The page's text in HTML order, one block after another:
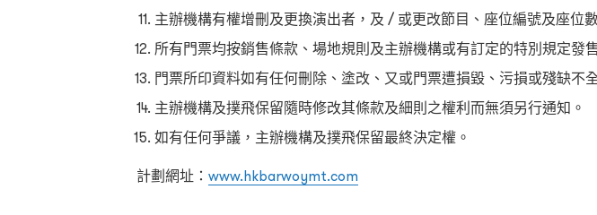
主辦機構有權增刪及更換演出者，及 / 或更改節目、座位編號及座位
所有門票均按銷售條款、場地規則及主辦機構或有訂定的特別規定
門票所印資料如有任何刪除、塗改、又或門票遭損毀、污損或殘缺不
主辦機構及撲飛保留隨時修改其條款及細則之權利而無須另行通知。
如有任何爭議，主辦機構及撲飛保留最終決定權。
計劃網址： www.hkbarwoymt.com